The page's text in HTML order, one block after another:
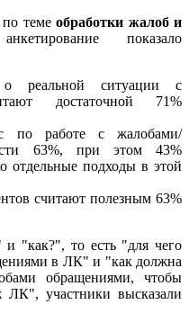
по темеобработки жалоб и
показало
реальной ситуации с
достаточной 71%
по работе с жалобами/
63%, при этом 43%
отдельные подходы в этой
считают полезным 63%
"как?", то есть "для чего
в ЛК" и "как должна
обращениями, чтобы
участники высказали